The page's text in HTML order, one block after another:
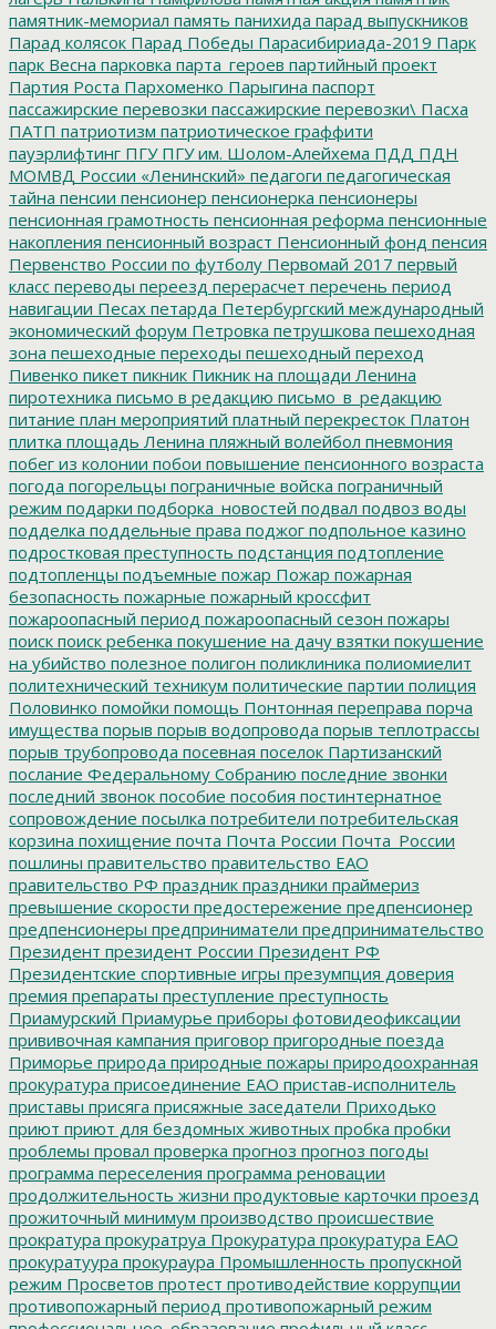
памятник-мемориал память панихида парад выпускников
Парад колясок Парад Победы Парасибириада-2019 Парк
парк Весна парковка парта_героев партийный проект
Партия Роста Пархоменко Парыгина паспорт
пассажирские перевозки пассажирские перевозки\ Пасха
ПАТП патриотизм патриотическое граффити
пауэрлифтинг ПГУПГУ им. Шолом-Алейхема ПДД ПДН
МОМВД России «Ленинский» педагоги педагогическая
тайна пенсии пенсионер пенсионерка пенсионеры
пенсионная грамотность пенсионная реформа пенсионные
накопления пенсионный возраст Пенсионный фонд пенсия
Первенство России по футболу Первомай 2017 первый
класс переводы переезд перерасчет перечень период
навигации Песах петарда Петербургский международный
экономический форум Петровка петрушкова пешеходная
зона пешеходные переходы пешеходный переход
Пивенко пикет пикник Пикник на площади Ленина
пиротехника письмо в редакцию письмо_в_редакцию
питание план мероприятий платный перекресток Платон
плитка площадь Ленина пляжный волейбол пневмония
побег из колонии побои повышение пенсионного возраста
погода погорельцы пограничные войска пограничный
режим подарки подборка_новостей подвал подвоз воды
подделка поддельные права поджог подпольное казино
подростковая преступность подстанция подтопление
подтопленцы подъемные пожар Пожар пожарная
безопасность пожарные пожарный кроссфит
пожароопасный период пожароопасный сезон пожары
поиск поиск ребенка покушение на дачу взятки покушение
на убийство полезное полигон поликлиника полиомиелит
политехнический техникум политические партии полиция
Половинко помойки помощь Понтонная переправа порча
имущества порыв порыв водопровода порыв теплотрассы
порыв трубопровода посевная поселок Партизанский
послание Федеральному Собранию последние звонки
последний звонок пособие пособия постинтернатное
сопровождение посылка потребители потребительская
корзина похищение почта Почта России Почта_России
пошлины правительство правительство ЕАО
правительство РФ праздник праздники праймериз
превышение скорости предостережение предпенсионер
предпенсионеры предприниматели предпринимательство
Президент президент России Президент РФ
Президентские спортивные игры презумпция доверия
премия препараты преступление преступность
Приамурский Приамурье приборы фотовидеофиксации
прививочная кампания приговор пригородные поезда
Приморье природа природные пожары природоохранная
прокуратура присоединение ЕАО пристав-исполнитель
приставы присяга присяжные заседатели Приходько
приют приют для бездомных животных пробка пробки
проблемы провал проверка прогноз прогноз погоды
программа переселения программа реновации
продолжительность жизни продуктовые карточки проезд
прожиточный минимум производство происшествие
прократура прокуратруа Прокуратура прокуратура ЕАО
прокуратуура прокураура Промышленность пропускной
режим Просветов протест противодействие коррупции
противопожарный период противопожарный режим